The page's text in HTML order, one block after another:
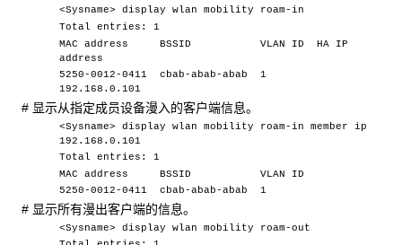
<Sysname> display wlan mobility roam-in
Total entries: 1
MAC address BSSID VLAN ID HA IP
address
5250-0012-0411 cbab-abab-abab 1
192.168.0.101
# 显示从指定成员设备漫入的客户端信息。
<Sysname> display wlan mobility roam-in member ip
192.168.0.101
Total entries: 1
MAC address BSSID VLAN ID
5250-0012-0411 cbab-abab-abab 1
# 显示所有漫出客户端的信息。
<Sysname> display wlan mobility roam-out